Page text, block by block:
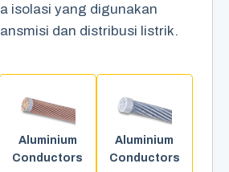
isolasi yang digunakan
dan distribusi listrik.
Aluminium
Conductors
Aluminium
Conductors